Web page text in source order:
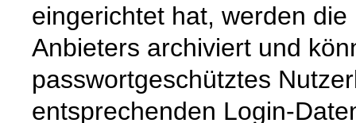
eingerichtet hat, werden
Anbieters archiviert und
passwortgeschütztes
entsprechenden Login-